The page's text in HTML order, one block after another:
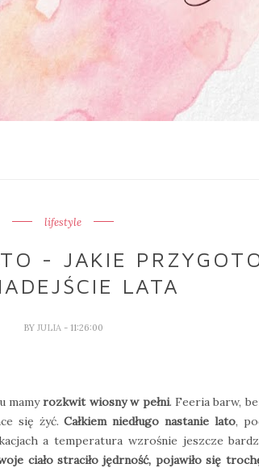
lifestyle
- JAKIE
LATA
BY JULIA - 11:26:00
mamy rozkwit wiosny w pełni. Feeria barw,
się żyć.Całkiem niedługo nastanie lato,
a temperatura wzrośnie jeszcze
ciało straciło jędrność, pojawiło się